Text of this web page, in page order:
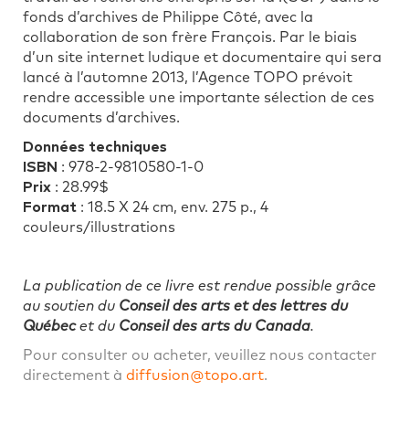
fonds d’archives de Philippe Côté, avec la
collaboration de son frère François. Par le biais
d’un site internet ludique et documentaire qui sera
lancé à l’automne 2013, l’Agence TOPO prévoit
rendre accessible une importante sélection de ces
documents d’archives.
Données techniques
ISBN : 978-2-9810580-1-0
Prix : 28.99$
Format : 18.5 X 24 cm, env. 275 p., 4
couleurs/illustrations
La publication de ce livre est rendue possible grâce
au soutien du Conseil des arts et des lettres du
Québecet du Conseil des arts du Canada.
Pour consulter ou acheter, veuillez nous contacter
directement à diffusion@topo.art.